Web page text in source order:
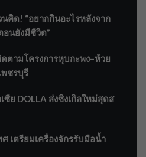
นคิด! “อยากกินอะไรหลังจาก
อนยังมีชีวิต”
ตามโครงการหุบกะพง–ห้วย
พชรบุรี
ซีย DOLLA ส่งซิงเกิลใหม่สุดส
เตรียมเครื่องจักรรับมือน้ำ